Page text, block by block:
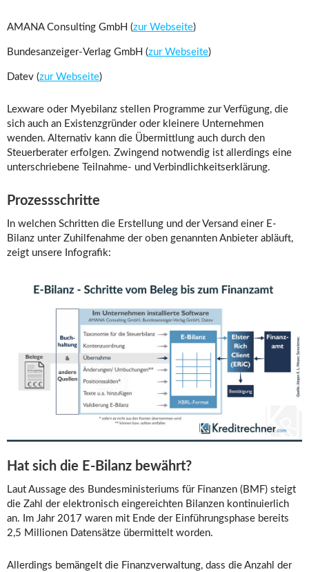
AMANA Consulting GmbH (zur Webseite)
Bundesanzeiger-Verlag GmbH (zur Webseite)
Datev (zur Webseite)
Lexware oder Myebilanz stellen Programme zur Verfügung, die
sich auch an Existenzgründer oder kleinere Unternehmen
wenden. Alternativ kann die Übermittlung auch durch den
Steuerberater erfolgen. Zwingend notwendig ist allerdings eine
unterschriebene Teilnahme- und Verbindlichkeitserklärung.
Prozessschritte
In welchen Schritten die Erstellung und der Versand einer E-
Bilanz unter Zuhilfenahme der oben genannten Anbieter abläuft,
zeigt unsere Infografik:
Hat sich die E-Bilanz bewährt?
Laut Aussage des Bundesministeriums für Finanzen (BMF) steigt
die Zahl der elektronisch eingereichten Bilanzen kontinuierlich
an. Im Jahr 2017 waren mit Ende der Einführungsphase bereits
2,5 Millionen Datensätze übermittelt worden.
Allerdings bemängelt die Finanzverwaltung, dass die Anzahl der